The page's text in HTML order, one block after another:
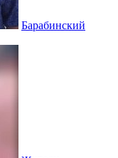
Барабинский